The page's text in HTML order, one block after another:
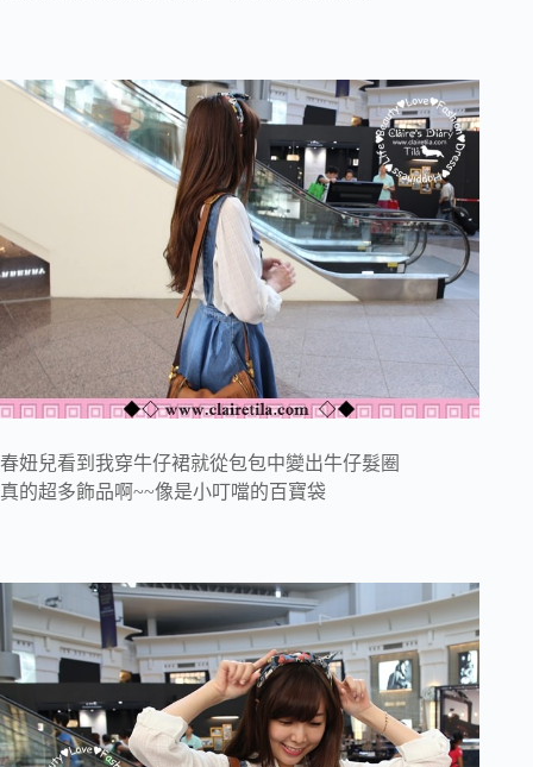
春妞兒看到我穿牛仔裙就從包包中變出牛仔髮圈
真的超多飾品啊~~像是小叮噹的百寶袋